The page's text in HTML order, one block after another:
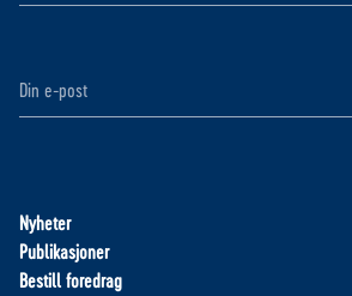
Nyheter
Publikasjoner
Bestill foredrag